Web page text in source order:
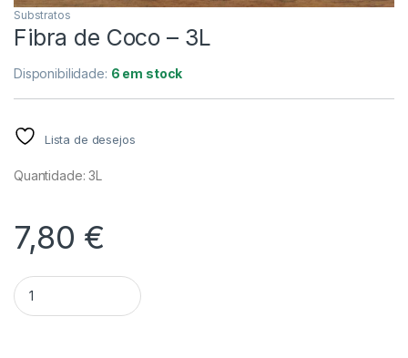
Substratos
Fibra de Coco – 3L
Disponibilidade: 6 em stock
Lista de desejos
Quantidade: 3L
7,80 €
Quantidade Fibra de Coco - 3L